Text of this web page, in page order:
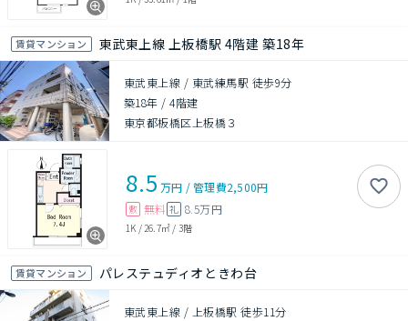
賃貸マンション 東武東上線 上板橋駅 4階建 築18年
東武東上線 / 東武練馬駅 徒歩9分
築18年 /4階建
東京都板橋区上板橋３
8.5 万円 /管理費2,500円
敷 無料 礼 8.5万円
1K / 26.7㎡ / 3階
賃貸マンション パレステュディオときわ台
東武東上線 / 上板橋駅 徒歩11分